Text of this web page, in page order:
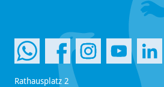
Rathausplatz 2